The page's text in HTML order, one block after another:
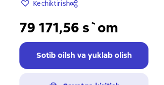
Kechiktirish
79 171,56 s`om
Sotib oilsh va yuklab olish